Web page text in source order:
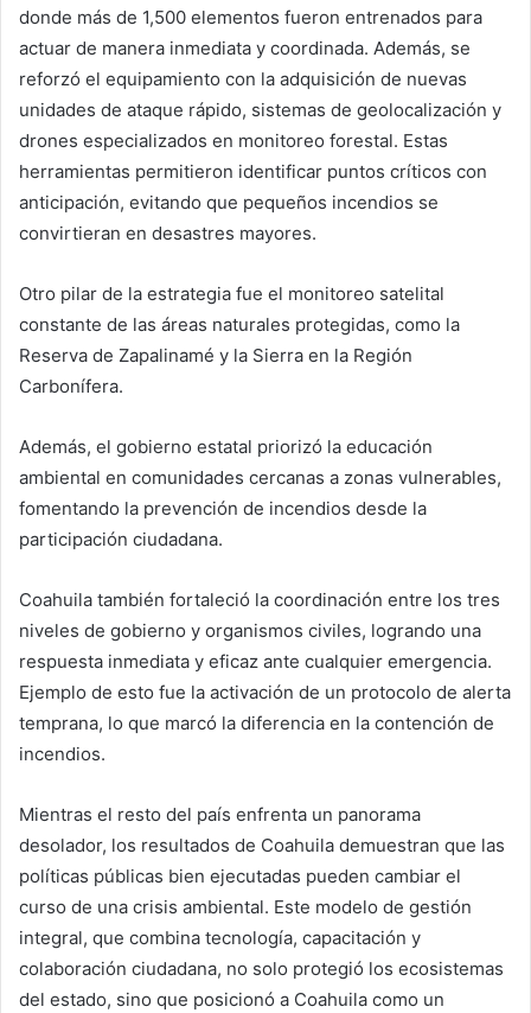
donde más de 1,500 elementos fueron entrenados para
actuar de manera inmediata y coordinada. Además, se
reforzó el equipamiento con la adquisición de nuevas
unidades de ataque rápido, sistemas de geolocalización y
drones especializados en monitoreo forestal. Estas
herramientas permitieron identificar puntos críticos con
anticipación, evitando que pequeños incendios se
convirtieran en desastres mayores.
Otro pilar de la estrategia fue el monitoreo satelital
constante de las áreas naturales protegidas, como la
Reserva de Zapalinamé y la Sierra en la Región
Carbonífera.
Además, el gobierno estatal priorizó la educación
ambiental en comunidades cercanas a zonas vulnerables,
fomentando la prevención de incendios desde la
participación ciudadana.
Coahuila también fortaleció la coordinación entre los tres
niveles de gobierno y organismos civiles, logrando una
respuesta inmediata y eficaz ante cualquier emergencia.
Ejemplo de esto fue la activación de un protocolo de alerta
temprana, lo que marcó la diferencia en la contención de
incendios.
Mientras el resto del país enfrenta un panorama
desolador, los resultados de Coahuila demuestran que las
políticas públicas bien ejecutadas pueden cambiar el
curso de una crisis ambiental. Este modelo de gestión
integral, que combina tecnología, capacitación y
colaboración ciudadana, no solo protegió los ecosistemas
del estado, sino que posicionó a Coahuila como un